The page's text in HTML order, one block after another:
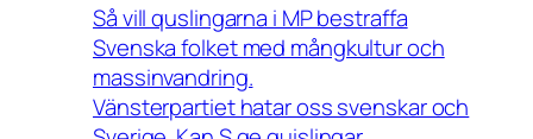
Så vill quslingarna i MP bestraffa
Svenska folket med mångkultur och
massinvandring.
Vänsterpartiet hatar oss svenskar och